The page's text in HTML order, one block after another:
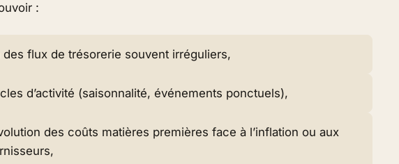
:
des flux de trésorerie souvent irréguliers,
d’activité (saisonnalité, événements ponctuels),
des coûts matières premières face à l’inflation ou aux